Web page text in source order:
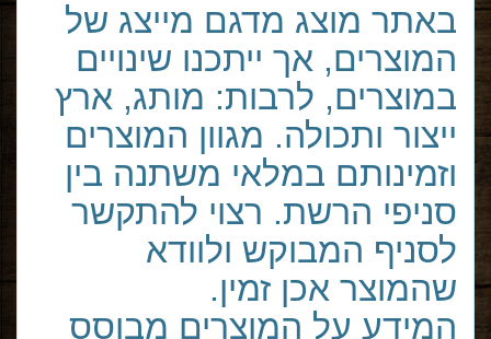
באתר מוצג מדגם מייצג של
המוצרים, אך ייתכנו שינויים
במוצרים, לרבות: מותג, ארץ
ייצור ותכולה. מגוון המוצרים
וזמינותם במלאי משתנה בין
סניפי הרשת. רצוי להתקשר
לסניף המבוקש ולוודא
שהמוצר אכן זמין.
המידע על המוצרים מבוסס